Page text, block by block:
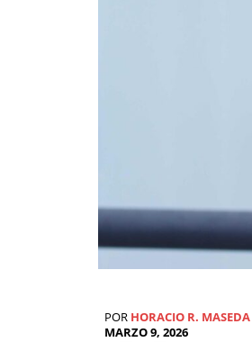
POR HORACIO R. MASEDA
MARZO 9, 2026